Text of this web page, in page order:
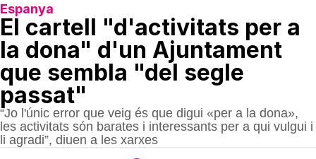
Espanya
El cartell "d'activitats per a
la dona" d'un Ajuntament
que sembla "del segle
passat"
“Jo l'únic error que veig és que digui «per a la dona»,
les activitats són barates i interessants per a qui vulgui i
li agradi”, diuen a les xarxes